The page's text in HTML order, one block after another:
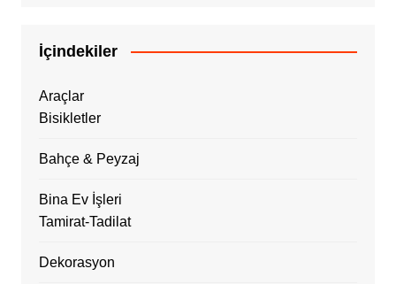
İçindekiler
Araçlar
Bisikletler
Bahçe & Peyzaj
Bina Ev İşleri
Tamirat-Tadilat
Dekorasyon